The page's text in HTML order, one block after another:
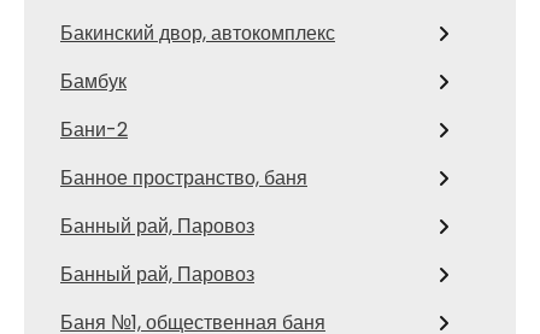
Бакинский двор, автокомплекс
Бамбук
Бани-2
Банное пространство, баня
Банный рай, Паровоз
Банный рай, Паровоз
Баня №1, общественная баня